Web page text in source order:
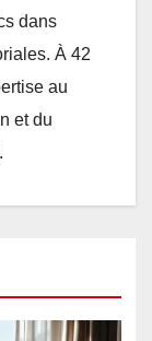
dans
À 42
au
et du